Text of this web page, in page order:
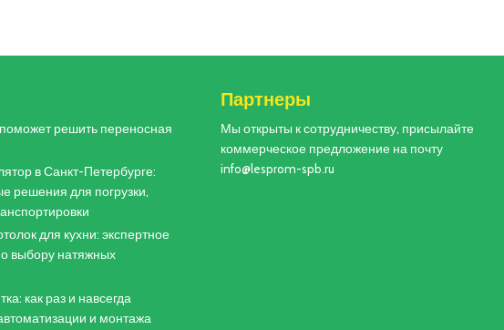
решить переносная
в Санкт-Петербурге:
решения для погрузки,
для кухни: экспертное
выбору натяжных
как раз и навсегда
и монтажа
Партнеры
Мы открыты к сотрудничеству, присылайте
коммерческое предложение на почту
info@lesprom-spb.ru